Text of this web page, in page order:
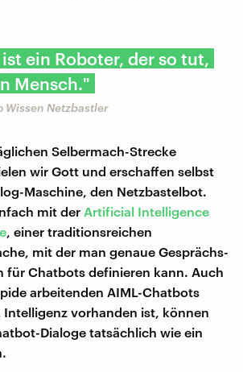
ein Roboter, der so tut,
Mensch."
Wissen Netzbastler
Selbermach-Strecke
wir Gott und erschaffen selbst
Maschine, den Netzbastelbot.
mit der Artificial Intelligence
, einer traditionsreichen
mit der man genaue Gesprächs-
für Chatbots definieren kann. Auch
arbeitenden AIML-Chatbots
Intelligenz vorhanden ist, können
Dialoge tatsächlich wie ein